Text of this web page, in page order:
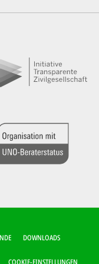
DOWNLOADS
COOKIE-EINSTELLUNGEN